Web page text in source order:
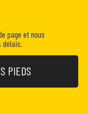
page et nous
délais.
PIEDS